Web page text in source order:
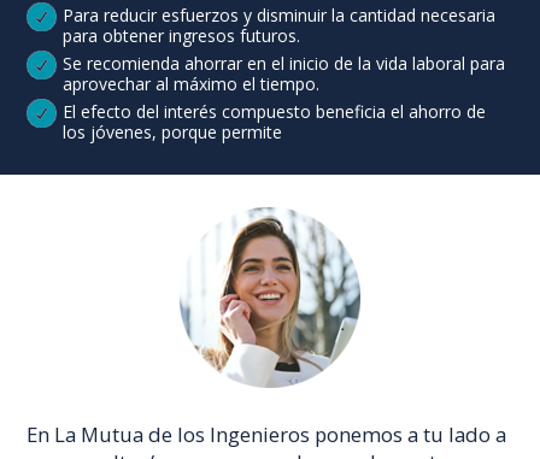
Para reducir esfuerzos y disminuir la cantidad necesaria
para obtener ingresos futuros.
Se recomienda ahorrar en el inicio de la vida laboral para
aprovechar al máximo el tiempo.
El efecto del interés compuesto beneficia el ahorro de
los jóvenes, porque permite
En La Mutua de los Ingenieros ponemos a tu lado a